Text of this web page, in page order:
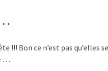
!!! Bon ce n’est pas
…